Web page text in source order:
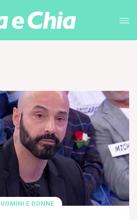
UOMINI E DONNE